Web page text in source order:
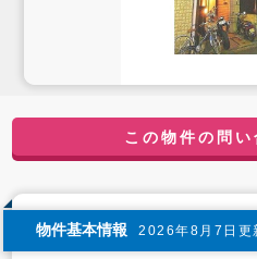
この物件の問い
物件基本情報 2026年8月7日更